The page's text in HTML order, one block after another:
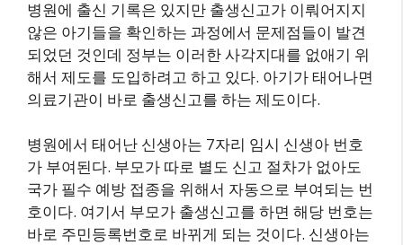
병원에 출신 기록은 있지만 출생신고가 이뤄어지지
않은 아기들을 확인하는 과정에서 문제점들이 발견
되었던 것인데 정부는 이러한 사각지대를 없애기 위
해서 제도를 도입하려고 하고 있다. 아기가 태어나면
의료기관이 바로 출생신고를 하는 제도이다.
병원에서 태어난 신생아는 7자리 임시 신생아 번호
가 부여된다. 부모가 따로 별도 신고 절차가 없아도
국가 필수 예방 접종을 위해서 자동으로 부여되는 번
호이다. 여기서 부모가 출생신고를 하면 해당 번호는
바로 주민등록번호로 바뀌게 되는 것이다. 신생아는